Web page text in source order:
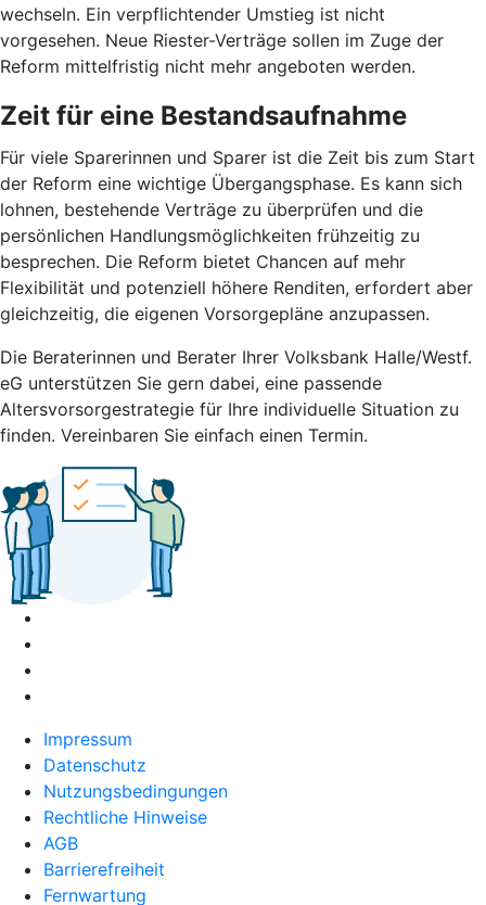
wechseln. Ein verpflichtender Umstieg ist nicht
vorgesehen. Neue Riester-Verträge sollen im Zuge der
Reform mittelfristig nicht mehr angeboten werden.
Zeit für eine Bestandsaufnahme
Für viele Sparerinnen und Sparer ist die Zeit bis zum Start
der Reform eine wichtige Übergangsphase. Es kann sich
lohnen, bestehende Verträge zu überprüfen und die
persönlichen Handlungsmöglichkeiten frühzeitig zu
besprechen. Die Reform bietet Chancen auf mehr
Flexibilität und potenziell höhere Renditen, erfordert aber
gleichzeitig, die eigenen Vorsorgepläne anzupassen.
Die Beraterinnen und Berater Ihrer Volksbank Halle/Westf.
eG unterstützen Sie gern dabei, eine passende
Altersvorsorgestrategie für Ihre individuelle Situation zu
finden. Vereinbaren Sie einfach einen Termin.
Impressum
Datenschutz
Nutzungsbedingungen
Rechtliche Hinweise
AGB
Barrierefreiheit
Fernwartung